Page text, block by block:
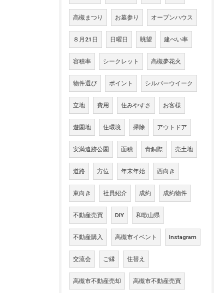
高槻まつり お墓参り オープンハウス
８月21日 日曜日 眺望 建ぺい率
容積率 シークレット 高槻夢花火
物件選び ポイント シルバーウイーク
立地 費用 住みやすさ お客様
遊園地 住環境 掃除 アウトドア
安満遺跡公園 面積 青銅際 売土地
道路 方位 年末年始 西向き
東向き 社員紹介 成約 成約物件
不動産売買 DIY 和歌山県
不動産購入 高槻市イベント Instagram
交流会 ご縁 住替え
高槻市不動産売却 高槻市不動産売買